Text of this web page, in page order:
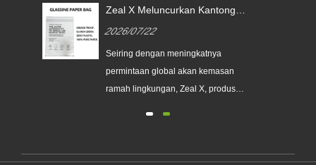
Zeal X Meluncurkan Kantong
Membantu Merek Global
Menggantikan Kemasan Plastik
Sekali Pakai
2026/07/22
Seiring dengan meningkatnya
permintaan global akan kemasan
ramah lingkungan, Zeal X, produsen
Kaca Kustom yang telah